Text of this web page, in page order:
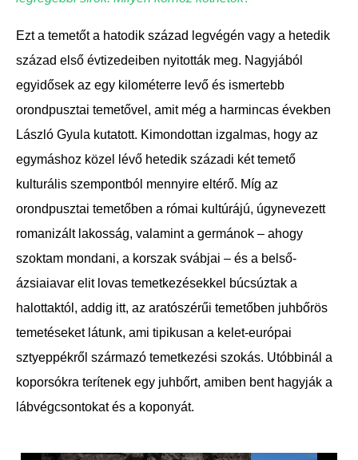
Ezt a temetőt a hatodik század legvégén vagy a hetedik
század első évtizedeiben nyitották meg. Nagyjából
egyidősek az egy kilométerre levő és ismertebb
orondpusztai temetővel, amit még a harmincas években
László Gyula kutatott. Kimondottan izgalmas, hogy az
egymáshoz közel lévő hetedik századi két temető
kulturális szempontból mennyire eltérő. Míg az
orondpusztai temetőben a római kultúrájú, úgynevezett
romanizált lakosság, valamint a germánok – ahogy
szoktam mondani, a korszak svábjai – és a belső-
ázsiaiavar elit lovas temetkezésekkel búcsúztak a
halottaktól, addig itt, az aratószérűi temetőben juhbőrös
temetéseket látunk, ami tipikusan a kelet-európai
sztyeppékről származó temetkezési szokás. Utóbbinál a
koporsókra terítenek egy juhbőrt, amiben bent hagyják a
lábvégcsontokat és a koponyát.